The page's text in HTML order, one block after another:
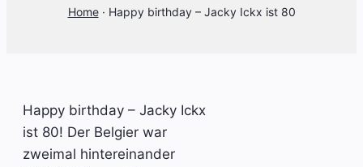
Home· Happy birthday – Jacky Ickx ist 80
Happy birthday – Jacky Ickx
ist 80! Der Belgier war
zweimal hintereinander